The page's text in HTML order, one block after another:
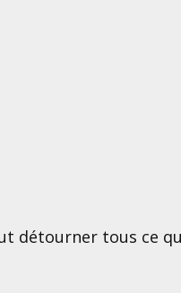
détourner tous ce